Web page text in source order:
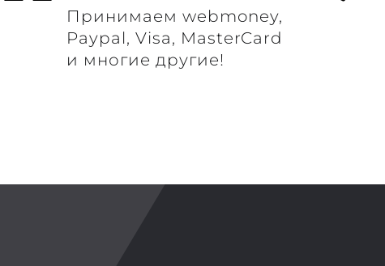
Принимаем webmoney,
Paypal, Visa, MasterCard
и многие другие!